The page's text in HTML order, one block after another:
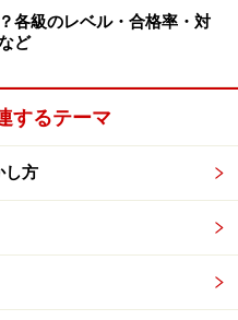
上旬
上かつ各科目で得点40%
このまま次のページへど
各級のレベル・合格率・対
ど
するテーマ
し方